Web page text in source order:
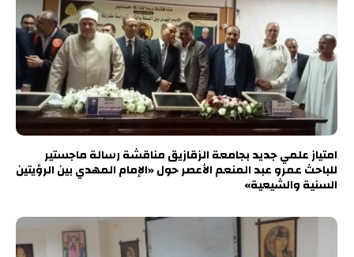
امتياز علمي جديد بجامعة الزقازيق مناقشة رسالة ماجستير
للباحث عمرو عبد المنعم الأعصر حول «الإمام المهدي بين الرؤيتين
السنية والشيعية»